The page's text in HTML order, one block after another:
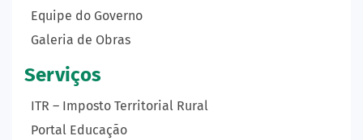
Equipe do Governo
Galeria de Obras
Serviços
ITR – Imposto Territorial Rural
Portal Educação